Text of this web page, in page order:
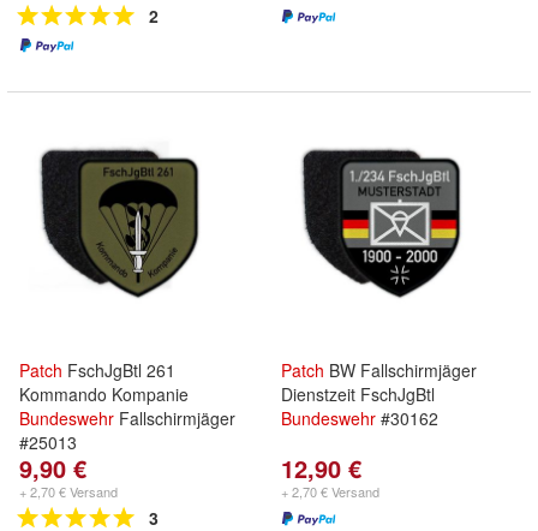
2
Patch FschJgBtl 261
Kommando Kompanie
Bundeswehr Fallschirmjäger
#25013
9,90 €
+ 2,70 € Versand
3
Patch BW Fallschirmjäger
Dienstzeit FschJgBtl
Bundeswehr #30162
12,90 €
+ 2,70 € Versand